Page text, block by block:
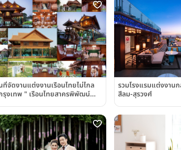
ที่จัดงานแต่งงานเรือนไทยไม่ไกล
รุงเทพ " เรือนไทยสาครพิพัฒน์
รวมโรงแรมแต่งงาน
สีลม-สุรวงศ์